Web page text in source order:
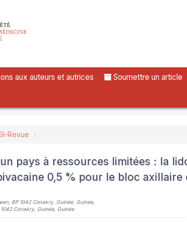
aux auteurs et autrices Soumettre un article
Revue
pays à ressources limitées : la
0,5 % pour le bloc axillaire
BP 1042 Conakry, Guinée, Guinée,
Conakry, Guinée, Guinée